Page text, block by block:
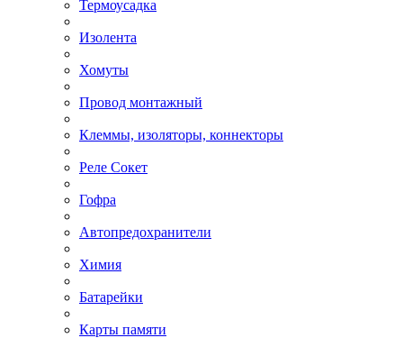
Термоусадка
Изолента
Хомуты
Провод монтажный
Клеммы, изоляторы, коннекторы
Реле Сокет
Гофра
Автопредохранители
Химия
Батарейки
Карты памяти